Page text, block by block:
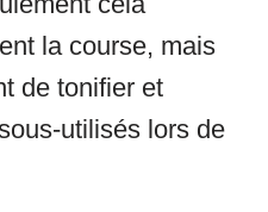
la course, mais
de tonifier et
utilisés lors de